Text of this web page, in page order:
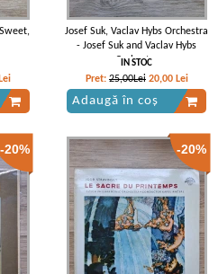
Lei
Josef Suk, Vaclav Hybs Orchestra
- Josef Suk and Vaclav Hybs
Orchestra
IN STOC
Pret: 25,00Lei 20,00 Lei
Adaugă în coș
-20% -20%